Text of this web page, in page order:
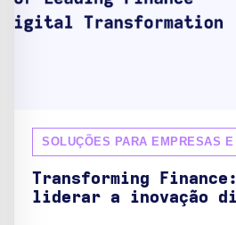
SOLUÇÕES PARA EMPRESAS
Transforming
liderar a inovação